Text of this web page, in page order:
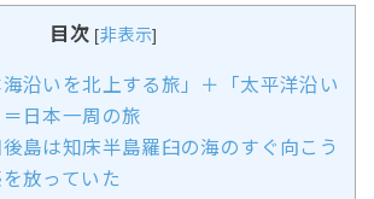
目次 [非表示]
海沿いを北上する旅」＋「太平洋沿い
日本一周の旅
後島は知床半島羅臼の海のすぐ向こう
放っていた